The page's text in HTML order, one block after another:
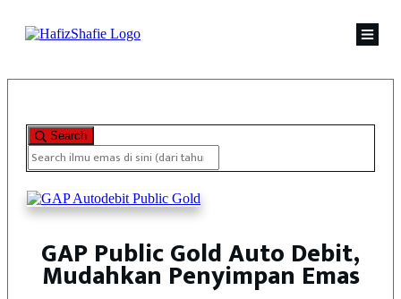
Search
GAP Public Gold Auto Debit,
Mudahkan Penyimpan Emas